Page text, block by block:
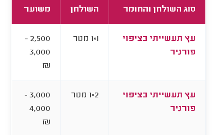
סוג השולחן והחומר
השולחן
משוער
עץ תעשייתי בציפוי
פורניר
1×1 מטר
2,500 -
3,000
₪
עץ תעשייתי בציפוי
פורניר
2×1 מטר
3,000 -
4,000
₪